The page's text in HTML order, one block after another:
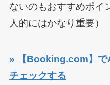
ないのもおすすめポ
人的にはかなり重要）
» 【Booking.com】
チェックする